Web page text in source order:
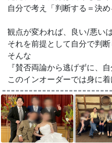
自分で考え「判断する＝決
観点が変われば、良い/悪いは
それを前提として自分で判断
そんな
『賛否両論から逃げずに、
このインオーダーでは身に着